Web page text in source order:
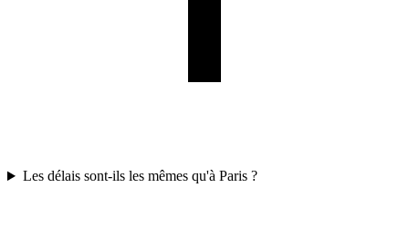
Les délais sont-ils les mêmes qu'à Paris ?